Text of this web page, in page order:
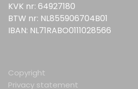
KVK nr: 64927180
BTW nr: NL855906704B01
IBAN: NL71RABO0111028566
Copyright
Privacy statement